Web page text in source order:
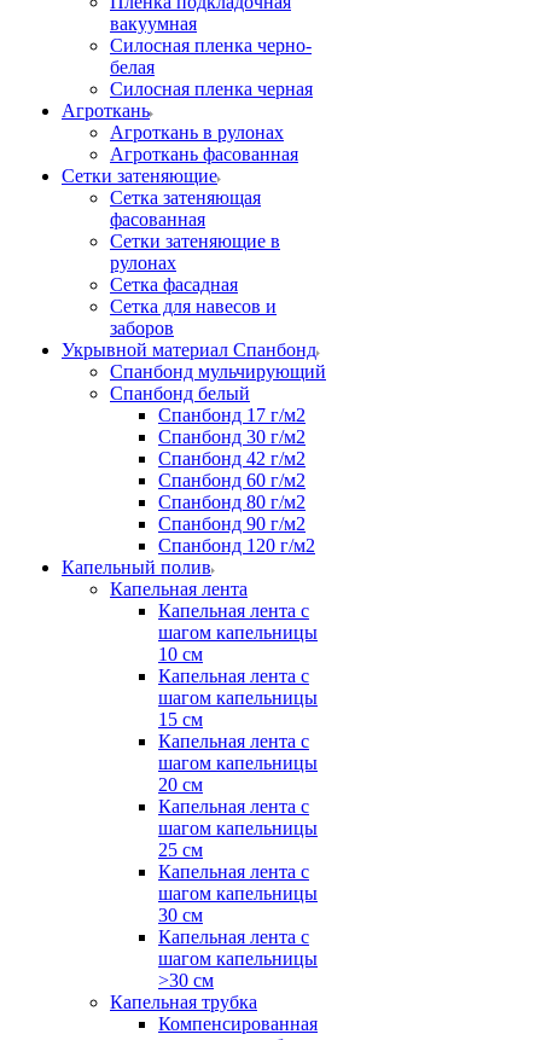
вакуумная
Силосная пленка черно-
белая
Силосная пленка черная
Агроткань
Агроткань в рулонах
Агроткань фасованная
Сетки затеняющие
Сетка затеняющая
фасованная
Сетки затеняющие в
рулонах
Сетка фасадная
Сетка для навесов и
заборов
Укрывной материал Спанбонд
Спанбонд мульчирующий
Спанбонд белый
Спанбонд 17 г/м2
Спанбонд 30 г/м2
Спанбонд 42 г/м2
Спанбонд 60 г/м2
Спанбонд 80 г/м2
Спанбонд 90 г/м2
Спанбонд 120 г/м2
Капельный полив
Капельная лента
Капельная лента с
шагом капельницы
10 см
Капельная лента с
шагом капельницы
15 см
Капельная лента с
шагом капельницы
20 см
Капельная лента с
шагом капельницы
25 см
Капельная лента с
шагом капельницы
30 см
Капельная лента с
шагом капельницы
>30 см
Капельная трубка
Компенсированная